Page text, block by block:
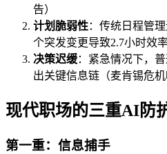
告）
计划脆弱性：传统日程管
个突发变更导致2.7小时效
决策迟缓：紧急情况下，
出关键信息链（麦肯锡危机
现代职场的三重AI防
第一重：信息捕手